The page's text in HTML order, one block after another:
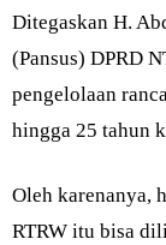
Ditegaskan H.
(Pansus) DPRD
pengelolaan
hingga 25 tahun
Oleh karenanya,
RTRW itu bisa